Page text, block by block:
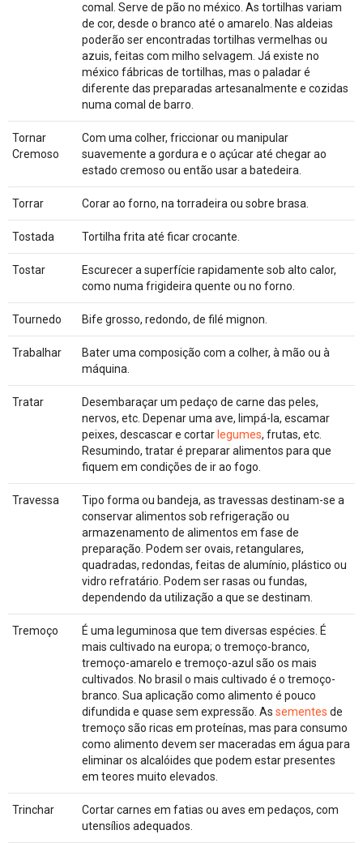
comal. Serve de pão no méxico. As tortilhas variam
de cor, desde o branco até o amarelo. Nas aldeias
poderão ser encontradas tortilhas vermelhas ou
azuis, feitas com milho selvagem. Já existe no
méxico fábricas de tortilhas, mas o paladar é
diferente das preparadas artesanalmente e cozidas
numa comal de barro.
Tornar
Cremoso
Com uma colher, friccionar ou manipular
suavemente a gordura e o açúcar até chegar ao
estado cremoso ou então usar a batedeira.
Torrar Corar ao forno, na torradeira ou sobre brasa.
Tostada Tortilha frita até ficar crocante.
Tostar
Escurecer a superfície rapidamente sob alto calor,
como numa frigideira quente ou no forno.
Tournedo Bife grosso, redondo, de filé mignon.
Trabalhar
Bater uma composição com a colher, à mão ou à
máquina.
Tratar
Desembaraçar um pedaço de carne das peles,
nervos, etc. Depenar uma ave, limpá-la, escamar
peixes, descascar e cortar legumes, frutas, etc.
Resumindo, tratar é preparar alimentos para que
fiquem em condições de ir ao fogo.
Travessa
Tipo forma ou bandeja, as travessas destinam-se a
conservar alimentos sob refrigeração ou
armazenamento de alimentos em fase de
preparação. Podem ser ovais, retangulares,
quadradas, redondas, feitas de alumínio, plástico ou
vidro refratário. Podem ser rasas ou fundas,
dependendo da utilização a que se destinam.
Tremoço
É uma leguminosa que tem diversas espécies. É
mais cultivado na europa; o tremoço-branco,
tremoço-amarelo e tremoço-azul são os mais
cultivados. No brasil o mais cultivado é o tremoço-
branco. Sua aplicação como alimento é pouco
difundida e quase sem expressão. As sementes de
tremoço são ricas em proteínas, mas para consumo
como alimento devem ser maceradas em água para
eliminar os alcalóides que podem estar presentes
em teores muito elevados.
Trinchar
Cortar carnes em fatias ou aves em pedaços, com
utensílios adequados.